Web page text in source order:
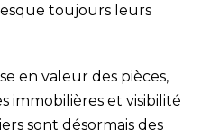
toujours leurs
en valeur des pièces,
immobilières et visibilité
sont désormais des